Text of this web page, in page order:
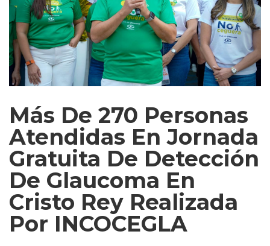
Más De 270 Personas
Atendidas En Jornada
Gratuita De Detección
De Glaucoma En
Cristo Rey Realizada
Por INCOCEGLA